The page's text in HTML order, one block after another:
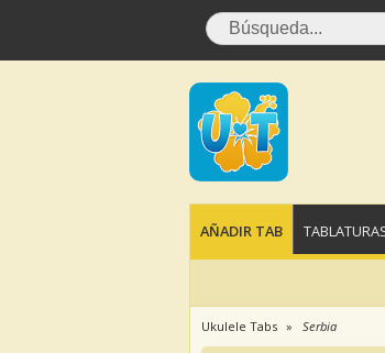
AÑADIR TAB
Ukulele Tabs Serbia